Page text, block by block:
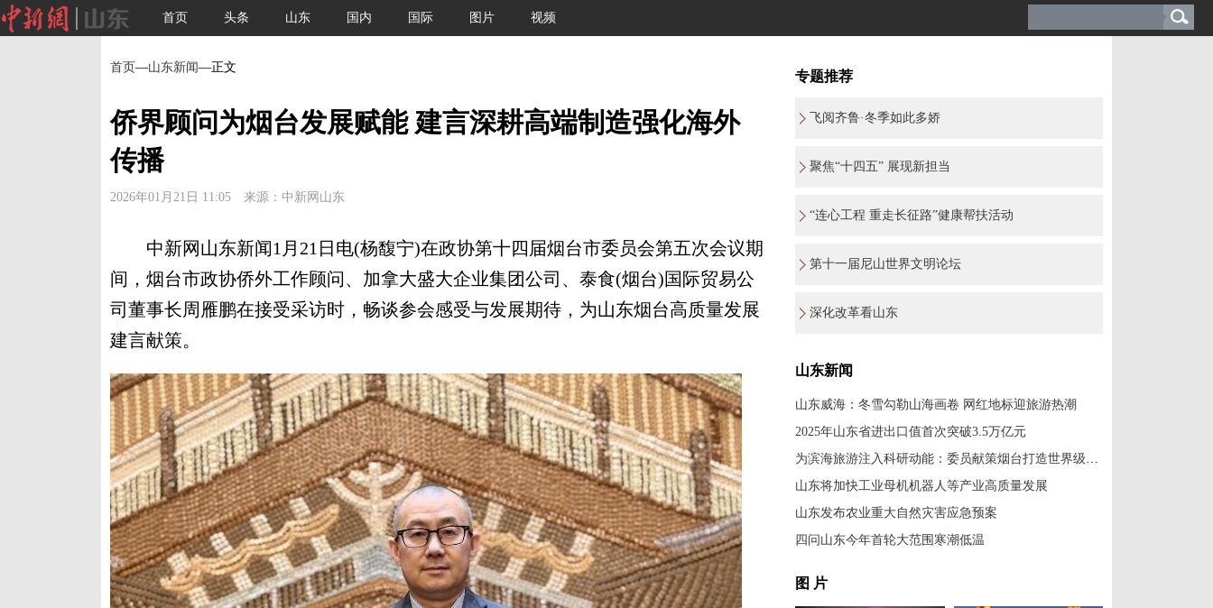
首页 头条 山东 国内 国际 图片 视频
首页—山东新闻—正文
侨界顾问为烟台发展赋能 建言深耕高端制造强化海外
传播
2026年01月21日 11:05 来源：中新网山东
中新网山东新闻1月21日电(杨馥宁)在政协第十四届烟台市委员会第五次会议期
间，烟台市政协侨外工作顾问、加拿大盛大企业集团公司、泰食(烟台)国际贸易公
司董事长周雁鹏在接受采访时，畅谈参会感受与发展期待，为山东烟台高质量发展
建言献策。
专题推荐
飞阅齐鲁·冬季如此多娇
聚焦“十四五” 展现新担当
“连心工程 重走长征路”健康帮扶活动
第十一届尼山世界文明论坛
深化改革看山东
山东新闻
山东威海：冬雪勾勒山海画卷 网红地标迎旅游热潮
2025年山东省进出口值首次突破3.5万亿元
为滨海旅游注入科研动能：委员献策烟台打造世界级度假胜地
山东将加快工业母机机器人等产业高质量发展
山东发布农业重大自然灾害应急预案
四问山东今年首轮大范围寒潮低温
图 片